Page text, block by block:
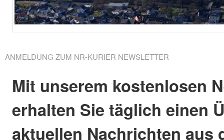
ANMELDUNG ZUM NR-KURIER NEWSLETTER
Mit unserem kostenlosen
erhalten Sie täglich einen
aktuellen Nachrichten aus